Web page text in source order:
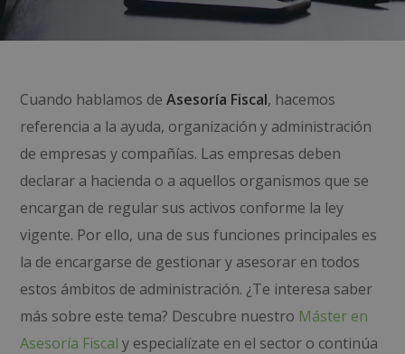
Cuando hablamos deAsesoría Fiscal, hacemos
referencia a la ayuda, organización y administración
de empresas y compañías. Las empresas deben
declarar a hacienda o a aquellos organismos que se
encargan de regular sus activos conforme la ley
vigente. Por ello, una de sus funciones principales es
la de encargarse de gestionar y asesorar en todos
estos ámbitos de administración. ¿Te interesa saber
más sobre este tema? Descubre nuestro Máster en
Asesoría Fiscal y especialízate en el sector o continúa